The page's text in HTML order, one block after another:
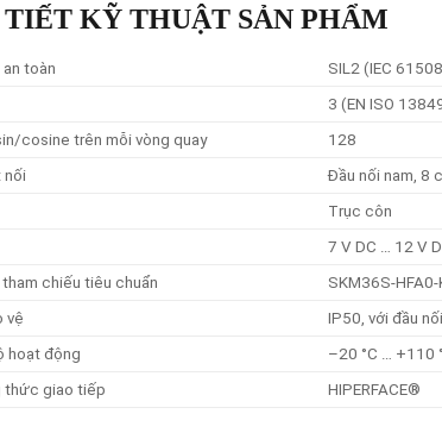
KỸ THUẬT SẢN PHẨM
toàn
SIL2 (IEC
3 (EN ISO
cosine trên mỗi vòng quay
128
nối
Đầu nối nam, 8
Trục côn
7 V DC … 12 V
chiếu tiêu chuẩn
SKM36S-
vệ
IP50, với đầu
hoạt động
–20 °C … +110
thức giao tiếp
HIPERFACE®